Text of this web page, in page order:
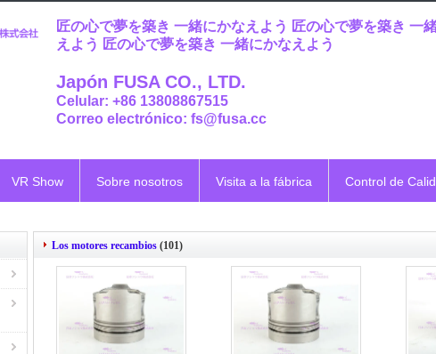
匠の心で夢を築き 一緒にかなえよう 匠の心で夢を築き 一
えよう 匠の心で夢を築き 一緒にかなえよう
Japón FUSA CO., LTD.
Celular: +86 13808867515
Correo electrónico: fs@fusa.cc
VR Show Sobre nosotros Visita a la fábrica Control de
Los motores recambios (101)